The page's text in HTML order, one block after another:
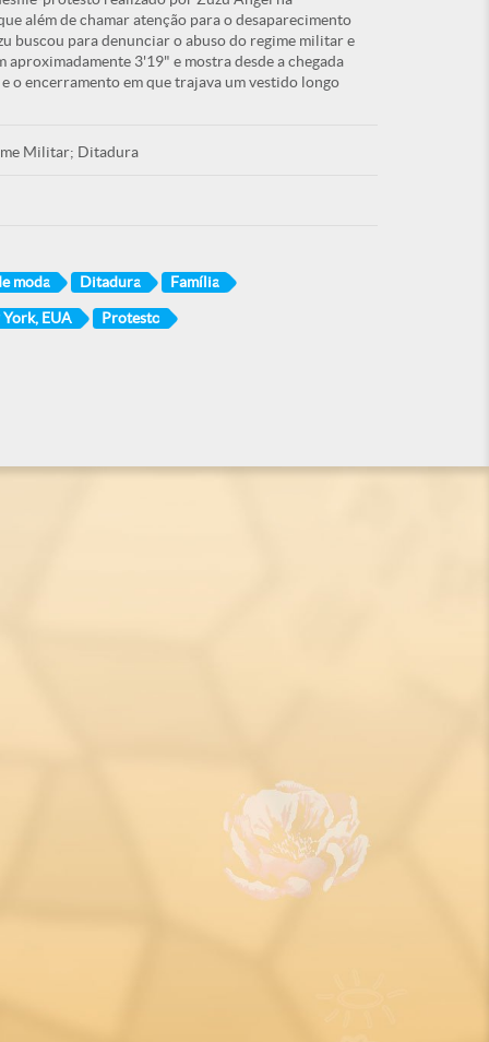
além de chamar atenção para o desaparecimento
buscou para denunciar o abuso do regime militar e
3'19" e mostra desde a chegada
o encerramento em que trajava um vestido longo
Militar; Ditadura
moda Ditadura Família
EUA Protesto